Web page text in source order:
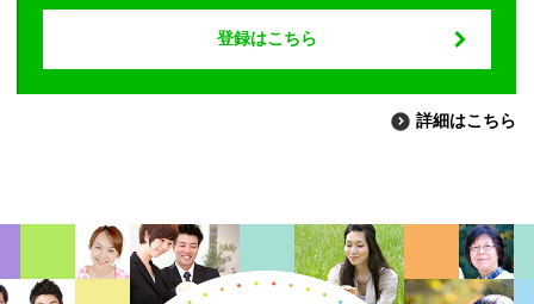
登録はこちら
詳細はこちら